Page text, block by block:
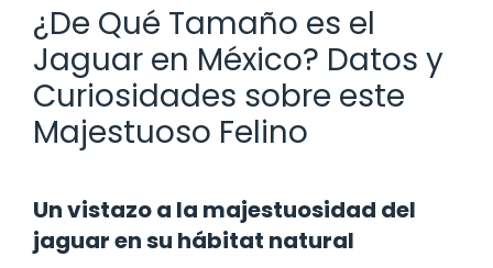
¿De Qué Tamaño es el
Jaguar en México? Datos y
Curiosidades sobre este
Majestuoso Felino
Un vistazo a la majestuosidad del
jaguar en su hábitat natural